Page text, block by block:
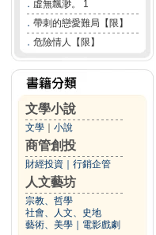
． 虛無飄渺。 1
． 帶刺的戀愛難局【限】
． 危險情人【限】
文學小說
文學 小說
商管創投
財經投資 行銷企管
人文藝坊
宗教、哲學
社會、人文、史地
藝術、美學
電影戲劇